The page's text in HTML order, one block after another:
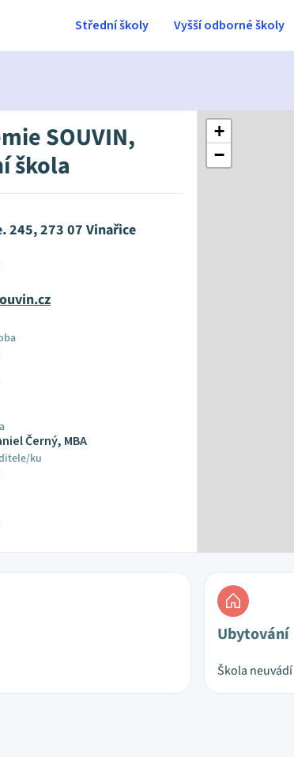
Střední školy Vyšší odborné školy
SOUVIN,
škola
245, 273 07 Vinařice
Černý, MBA
ku
+
−
Ubytování
Škola neuvádí